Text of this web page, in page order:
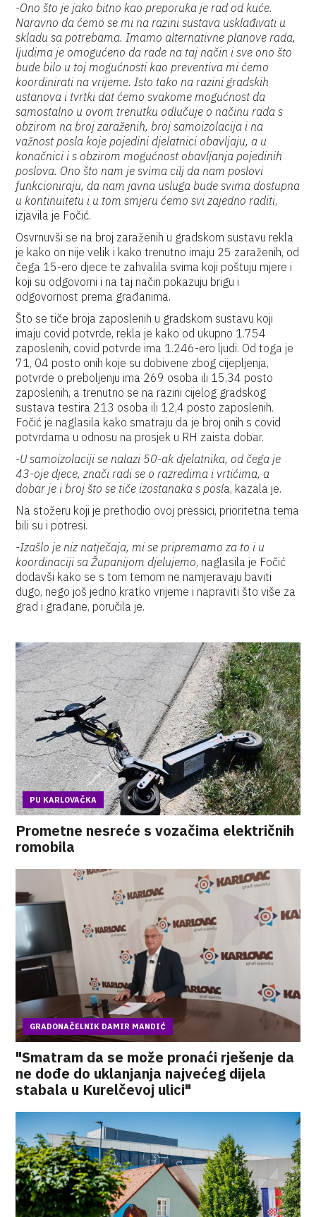
-Ono što je jako bitno kao preporuka je rad od kuće.
Naravno da ćemo se mi na razini sustava usklađivati u
skladu sa potrebama. Imamo alternativne planove rada,
ljudima je omogućeno da rade na taj način i sve ono što
bude bilo u toj mogućnosti kao preventiva mi ćemo
koordinirati na vrijeme. Isto tako na razini gradskih
ustanova i tvrtki dat ćemo svakome mogućnost da
samostalno u ovom trenutku odlučuje o načinu rada s
obzirom na broj zaraženih, broj samoizolacija i na
važnost posla koje pojedini djelatnici obavljaju, a u
konačnici i s obzirom mogućnost obavljanja pojedinih
poslova. Ono što nam je svima cilj da nam poslovi
funkcioniraju, da nam javna usluga bude svima dostupna
u kontinuitetu i u tom smjeru ćemo svi zajedno raditi,
izjavila je Fočić.
Osvrnuvši se na broj zaraženih u gradskom sustavu rekla
je kako on nije velik i kako trenutno imaju 25 zaraženih, od
čega 15-ero djece te zahvalila svima koji poštuju mjere i
koji su odgovorni i na taj način pokazuju brigu i
odgovornost prema građanima.
Što se tiče broja zaposlenih u gradskom sustavu koji
imaju covid potvrde, rekla je kako od ukupno 1.754
zaposlenih, covid potvrde ima 1.246-ero ljudi. Od toga je
71, 04 posto onih koje su dobivene zbog cijepljenja,
potvrde o preboljenju ima 269 osoba ili 15,34 posto
zaposlenih, a trenutno se na razini cijelog gradskog
sustava testira 213 osoba ili 12,4 posto zaposlenih.
Fočić je naglasila kako smatraju da je broj onih s covid
potvrdama u odnosu na prosjek u RH zaista dobar.
-U samoizolaciji se nalazi 50-ak djelatnika, od čega je
43-oje djece, znači radi se o razredima i vrtićima, a
dobar je i broj što se tiče izostanaka s posla, kazala je.
Na stožeru koji je prethodio ovoj pressici, prioritetna tema
bili su i potresi.
-Izašlo je niz natječaja, mi se pripremamo za to i u
koordinaciji sa Županijom djelujemo, naglasila je Fočić
dodavši kako se s tom temom ne namjeravaju baviti
dugo, nego još jedno kratko vrijeme i napraviti što više za
grad i građane, poručila je.
PU KARLOVAČKA
Prometne nesreće s vozačima električnih
romobila
GRADONAČELNIK DAMIR MANDIĆ
"Smatram da se može pronaći rješenje da
ne dođe do uklanjanja najvećeg dijela
stabala u Kurelčevoj ulici"